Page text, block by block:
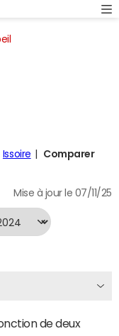
Issoire
Comparer
Mise à jour le 07/11/25
de deux